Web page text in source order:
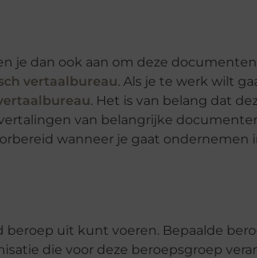
je dan ook aan om deze
vertaalbureau. Als je te werk wilt
. Het is van belang dat
van belangrijke
wanneer je gaat ondernemen
beroep uit kunt voeren. Bepaalde
die voor deze beroepsgroep